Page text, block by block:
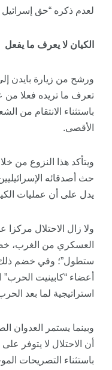
لعدم ذكره “حق
الكيان لا يعرف ما يفعل
ورشح من زيارة بايدن
تعرف ما تريده فعلا من
باستثناء الانتقام من
الأقصى.
ويتأكد هذا النزوع من
حث أصدقائه
يدل على أن عمليات
ولا زال الاحتلال
العسكري من الغرب،
ستطول”؛ وفي خضم
أعضاء “كابينيت الحرب”
استراتيجية لما بعد
أن الاحتلال لا يتوفر
باستثناء التصريحات